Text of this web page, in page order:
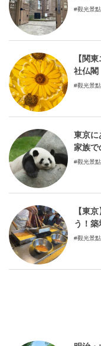
觀光景點
【関
社仏閣
觀光景點
東京に
家族で
觀光景點
【東
う！
觀光景點